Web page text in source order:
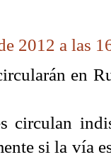
2012 a las
en
circulan
si la vía